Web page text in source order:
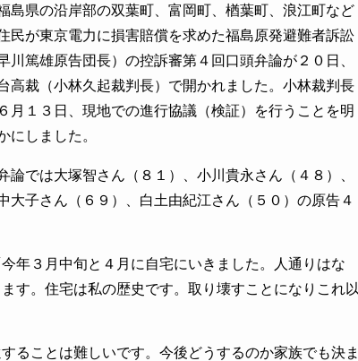
島県の沿岸部の双葉町、富岡町、楢葉町、浪江町など
民が東京電力に損害賠償を求めた福島原発避難者訴訟
早川篤雄原告団長）の控訴審第４回口頭弁論が２０日、
高裁（小林久起裁判長）で開かれました。小林裁判長
月１３日、現地での進行協議（検証）を行うことを明
にしました。
論では大塚智さん（８１）、小川貴永さん（４８）、
大子さん（６９）、白土由紀江さん（５０）の原告４
年３月中旬と４月に自宅にいきました。人通りはな
す。住宅は私の歴史です。取り壊すことになりこれ以
ることは難しいです。今後どうするのか家族でも決ま